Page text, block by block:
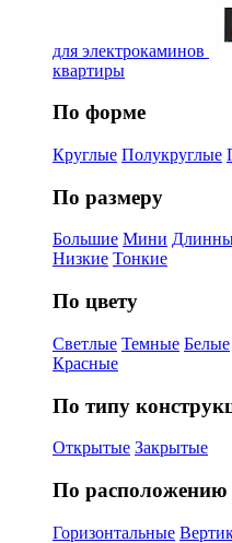
для электрокаминов
квартиры
По форме
Круглые Полукруглые
По размеру
Большие Мини
Низкие Тонкие
По цвету
Светлые Темные Белые
Красные
По типу
Открытые Закрытые
По расположению
Горизонтальные